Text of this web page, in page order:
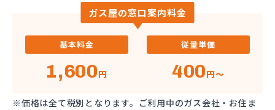
ガス屋の窓口案内料金
基本料金
1,600円
従量単価
400円～
※価格は全て税別となります。ご利用中のガス会社・お住ま